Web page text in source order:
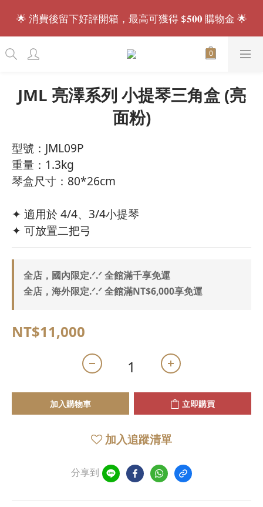
會員招募中.ᐟ.ᐟ 註冊送 $𝟏𝟎𝟎 購物金，現買現折🎁
🌟 消費後留下好評開箱，最高可獲得 $𝟓𝟎𝟎 購物金 🌟
會員招募中.ᐟ.ᐟ 註冊送 $𝟏𝟎𝟎 購物金，現買現折🎁
JML 亮澤系列 小提琴三角盒 (亮
面粉)
型號：JML09P
重量：1.3kg
琴盒尺寸：80*26cm
✦ 適用於 4/4、3/4小提琴
✦ 可放置二把弓
全店，國內限定.ᐟ.ᐟ 全館滿千享免運
全店，海外限定.ᐟ.ᐟ 全館滿NT$6,000享免運
NT$11,000
加入購物車 立即購買
加入追蹤清單
分享到